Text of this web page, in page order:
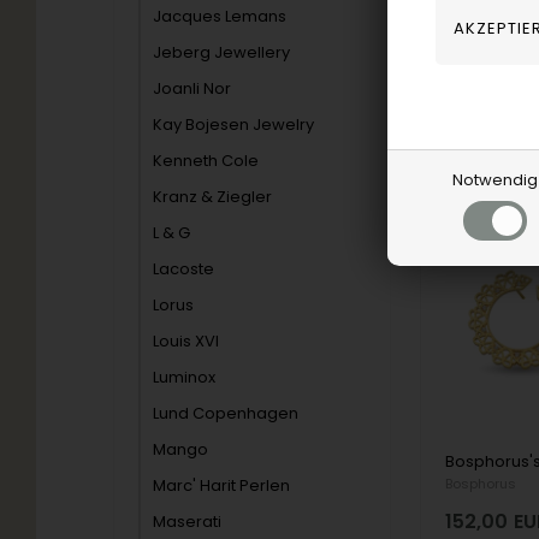
Notwendig
Jacques Lemans
Jeberg Jewellery
Joanli Nor
Kay Bojesen Jewelry
Kenneth Cole
Kranz & Ziegler
L & G
Lacoste
Lorus
Louis XVI
Luminox
Lund Copenhagen
Mango
Marc' Harit Perlen
Maserati
19%
152,00